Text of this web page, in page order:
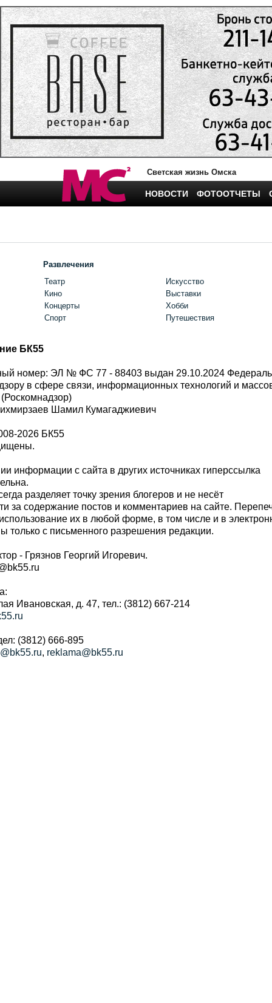
Светская жизнь Омска
НОВОСТИ ФОТООТЧЕТЫ
Развлечения
Театр
Кино
Концерты
Спорт
Искусство
Выставки
Хобби
Путешествия
БК55
номер: ЭЛ № ФС 77 - 88403 выдан 29.10.2024
в сфере связи, информационных технологий и
Шамил Кумагаджиевич
2026 БК55
информации с сайта в других источниках гиперссылка
разделяет точку зрения блогеров и не несёт
за содержание постов и комментариев на сайте.
их в любой форме, в том числе и в
с письменного разрешения редакции.
- Грязнов Георгий Игоревич.
Ивановская, д. 47, тел.: (3812) 667-214
(3812) 666-895
, reklama@bk55.ru